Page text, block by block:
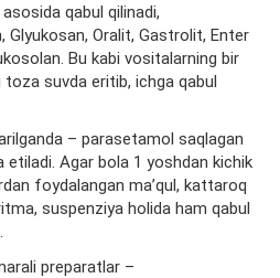
qabul qilinadi,
Glyukosan, Oralit, Gastrolit, Enter
Bu kabi vositalarning bir
suvda eritib, ichga qabul
– parasetamol saqlagan
etiladi. Agar bola 1 yoshdan kichik
foydalangan ma’qul, kattaroq
suspenziya holida ham qabul
preparatlar –